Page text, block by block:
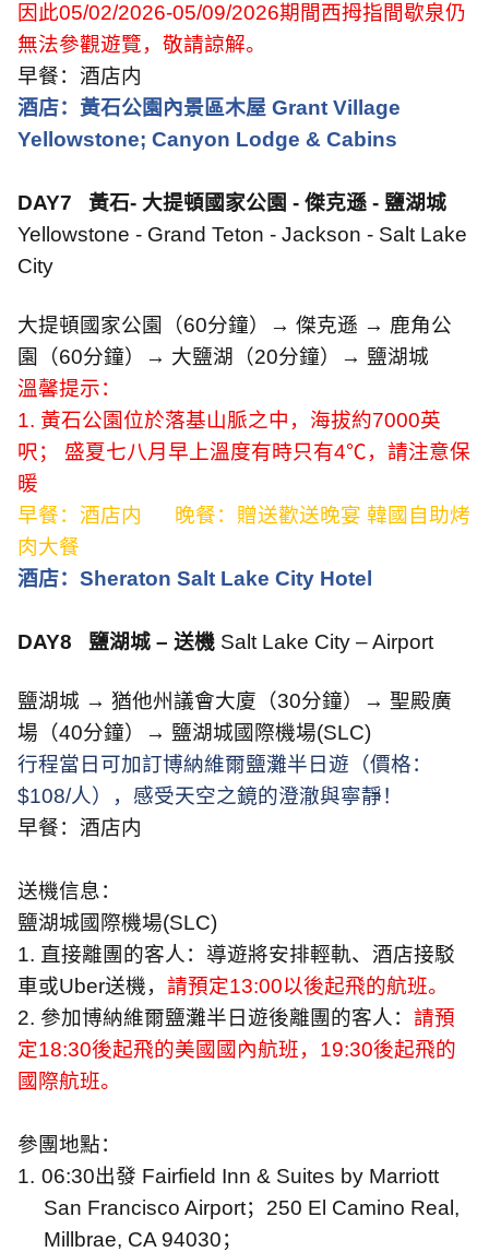
因此05/02/2026-05/09/2026期間西拇指間歇泉仍
無法參觀遊覽，敬請諒解。
早餐：酒店内
酒店：黃石公園內景區木屋 Grant Village
Yellowstone; Canyon Lodge & Cabins
DAY7 黃石- 大提頓國家公園 - 傑克遜 - 鹽湖城
Yellowstone - Grand Teton - Jackson - Salt Lake
City
大提頓國家公園（60分鐘）→ 傑克遜 → 鹿角公
園（60分鐘）→ 大鹽湖（20分鐘）→ 鹽湖城
溫馨提示：
1. 黃石公園位於落基山脈之中，海拔約7000英
呎； 盛夏七八月早上溫度有時只有4℃，請注意保
暖
早餐：酒店内
晚餐：贈送歡送晚宴 韓國自助烤
肉大餐
酒店： Sheraton Salt Lake City Hotel
DAY8 鹽湖城 – 送機 Salt Lake City – Airport
鹽湖城 → 猶他州議會大廈（30分鐘）→ 聖殿廣
場（40分鐘）→ 鹽湖城國際機場(SLC)
行程當日可加訂博納維爾鹽灘半日遊（價格：
$108/人），感受天空之鏡的澄澈與寧靜！
早餐：酒店内
送機信息：
鹽湖城國際機場(SLC)
1. 直接離團的客人：導遊將安排輕軌、酒店接駁
車或Uber送機， 請預定13:00以後起飛的航班。
2. 參加博納維爾鹽灘半日遊後離團的客人： 請預
定18:30後起飛的美國國內航班， 19:30後起飛的
國際航班。
參團地點：
1. 06:30出發 Fairfield Inn & Suites by Marriott
San Francisco Airport； 250 El Camino Real,
Millbrae, CA 94030；